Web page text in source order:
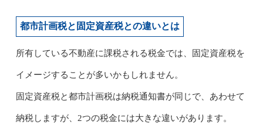
都市計画税と固定資産税との違いとは
所有している不動産に課税される税金では、固定資産税を
イメージすることが多いかもしれません。
固定資産税と都市計画税は納税通知書が同じで、あわせて
納税しますが、2つの税金には大きな違いがあります。